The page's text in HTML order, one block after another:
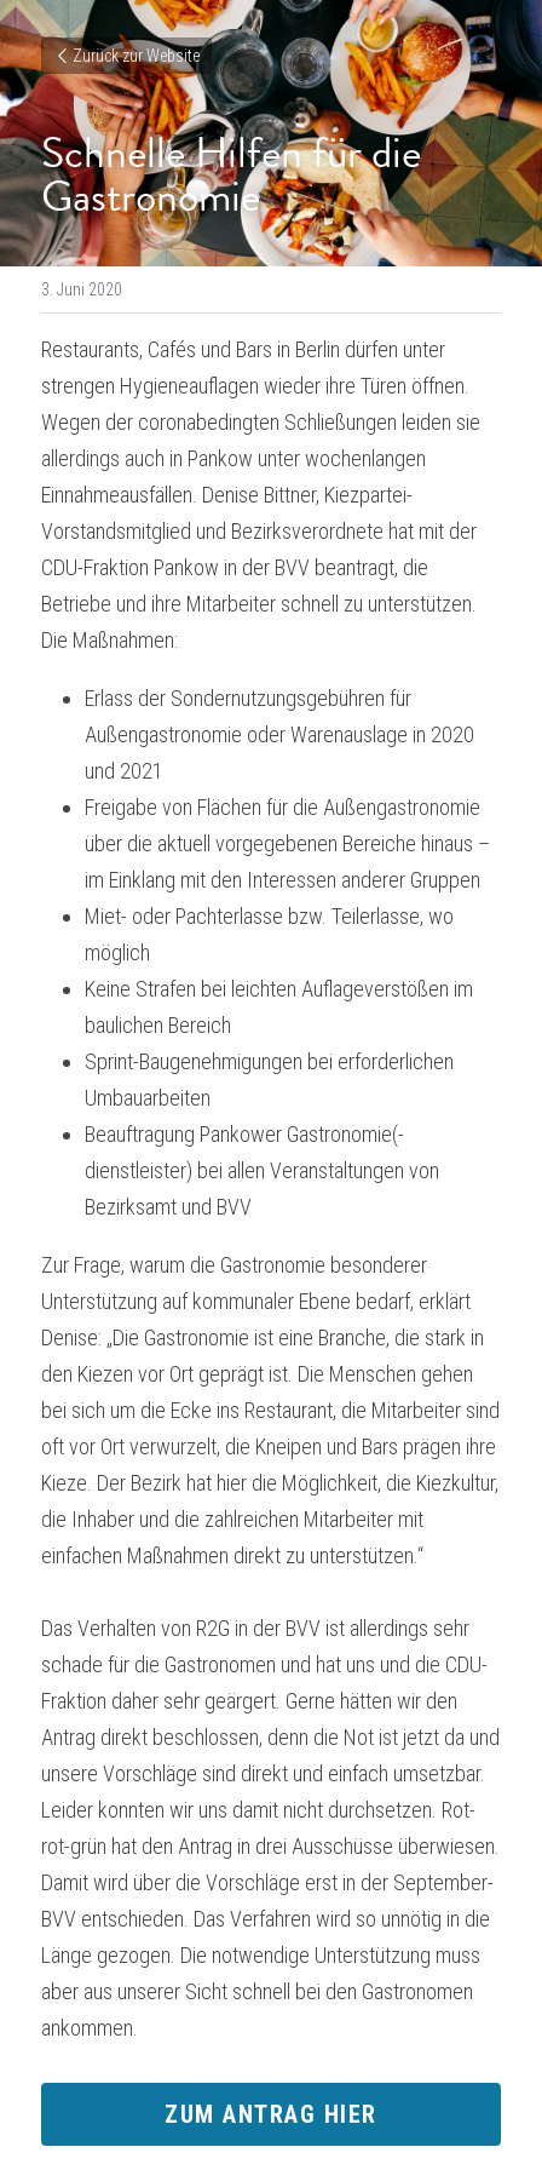
Zurück zur Website
Schnelle Hilfen für die
Gastronomie
3. Juni 2020
Restaurants, Cafés und Bars in Berlin dürfen unter
strengen Hygieneauflagen wieder ihre Türen öffnen.
Wegen der coronabedingten Schließungen leiden sie
allerdings auch in Pankow unter wochenlangen
Einnahmeausfällen. Denise Bittner, Kiezpartei-
Vorstandsmitglied und Bezirksverordnete hat mit der
CDU-Fraktion Pankow in der BVV beantragt, die
Betriebe und ihre Mitarbeiter schnell zu unterstützen.
Die Maßnahmen:
Erlass der Sondernutzungsgebühren für
Außengastronomie oder Warenauslage in 2020
und 2021
Freigabe von Flächen für die Außengastronomie
über die aktuell vorgegebenen Bereiche hinaus –
im Einklang mit den Interessen anderer Gruppen
Miet- oder Pachterlasse bzw. Teilerlasse, wo
möglich
Keine Strafen bei leichten Auflageverstößen im
baulichen Bereich
Sprint-Baugenehmigungen bei erforderlichen
Umbauarbeiten
Beauftragung Pankower Gastronomie(-
dienstleister) bei allen Veranstaltungen von
Bezirksamt und BVV
Zur Frage, warum die Gastronomie besonderer
Unterstützung auf kommunaler Ebene bedarf, erklärt
Denise: „Die Gastronomie ist eine Branche, die stark in
den Kiezen vor Ort geprägt ist. Die Menschen gehen
bei sich um die Ecke ins Restaurant, die Mitarbeiter sind
oft vor Ort verwurzelt, die Kneipen und Bars prägen ihre
Kieze. Der Bezirk hat hier die Möglichkeit, die Kiezkultur,
die Inhaber und die zahlreichen Mitarbeiter mit
einfachen Maßnahmen direkt zu unterstützen.“
Das Verhalten von R2G in der BVV ist allerdings sehr
schade für die Gastronomen und hat uns und die CDU-
Fraktion daher sehr geärgert. Gerne hätten wir den
Antrag direkt beschlossen, denn die Not ist jetzt da und
unsere Vorschläge sind direkt und einfach umsetzbar.
Leider konnten wir uns damit nicht durchsetzen. Rot-
rot-grün hat den Antrag in drei Ausschüsse überwiesen.
Damit wird über die Vorschläge erst in der September-
BVV entschieden. Das Verfahren wird so unnötig in die
Länge gezogen. Die notwendige Unterstützung muss
aber aus unserer Sicht schnell bei den Gastronomen
ankommen.
ZUM ANTRAG HIER